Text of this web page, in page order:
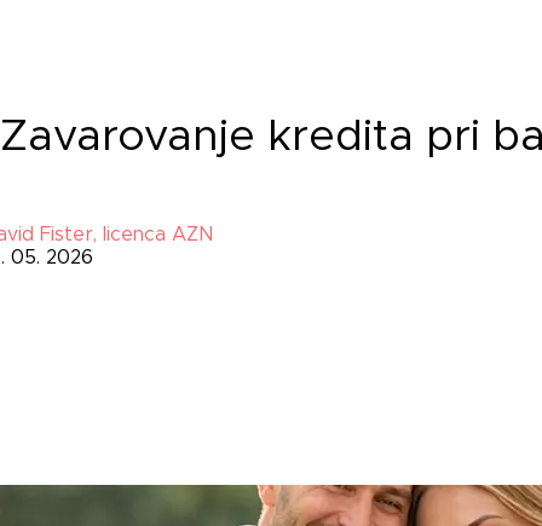
Zavarovanje kredita pri
Fister, licenca AZN
05. 2026